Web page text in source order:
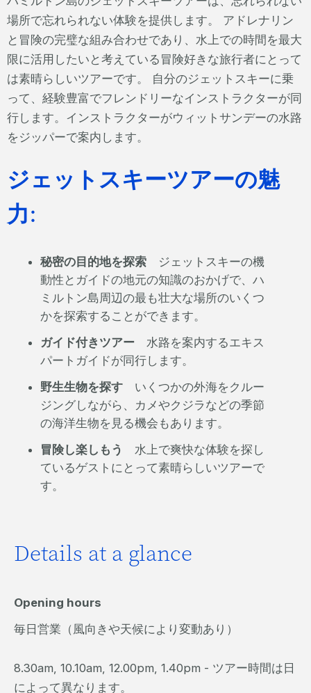
場所で忘れられない体験を提供します。 アドレナリン
と冒険の完璧な組み合わせであり、水上での時間を最大
限に活用したいと考えている冒険好きな旅行者にとって
は素晴らしいツアーです。 自分のジェットスキーに乗
って、経験豊富でフレンドリーなインストラクターが同
行します。インストラクターがウィットサンデーの水路
をジッパーで案内します。
ジェットスキーツアーの魅
力:
秘密の目的地を探索
ジェットスキーの機
動性とガイドの地元の知識のおかげで、ハ
ミルトン島周辺の最も壮大な場所のいくつ
かを探索することができます。
ガイド付きツアー 水路を案内するエキス
パートガイドが同行します。
野生生物を探すいくつかの外海をクルー
ジングしながら、カメやクジラなどの季節
の海洋生物を見る機会もあります。
冒険し楽しもう
水上で爽快な体験を探し
ているゲストにとって素晴らしいツアーで
す。
Details at a glance
Opening hours
毎日営業（風向きや天候により変動あり）
8.30am, 10.10am, 12.00pm, 1.40pm - ツアー時間は日
によって異なります。